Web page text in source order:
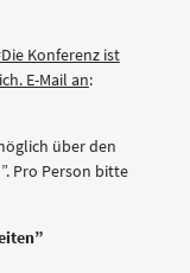
Konferenz ist
E-Mail an:
über den
Pro Person bitte